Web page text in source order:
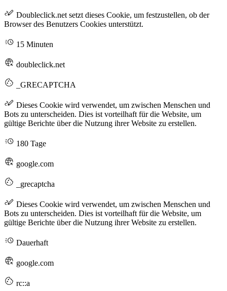
Doubleclick.net setzt dieses Cookie, um festzustellen, ob der
Browser des Benutzers Cookies unterstützt.
15 Minuten
doubleclick.net
_GRECAPTCHA
Dieses Cookie wird verwendet, um zwischen Menschen und
Bots zu unterscheiden. Dies ist vorteilhaft für die Website, um
gültige Berichte über die Nutzung ihrer Website zu erstellen.
180 Tage
google.com
_grecaptcha
Dieses Cookie wird verwendet, um zwischen Menschen und
Bots zu unterscheiden. Dies ist vorteilhaft für die Website, um
gültige Berichte über die Nutzung ihrer Website zu erstellen.
Dauerhaft
google.com
rc::a